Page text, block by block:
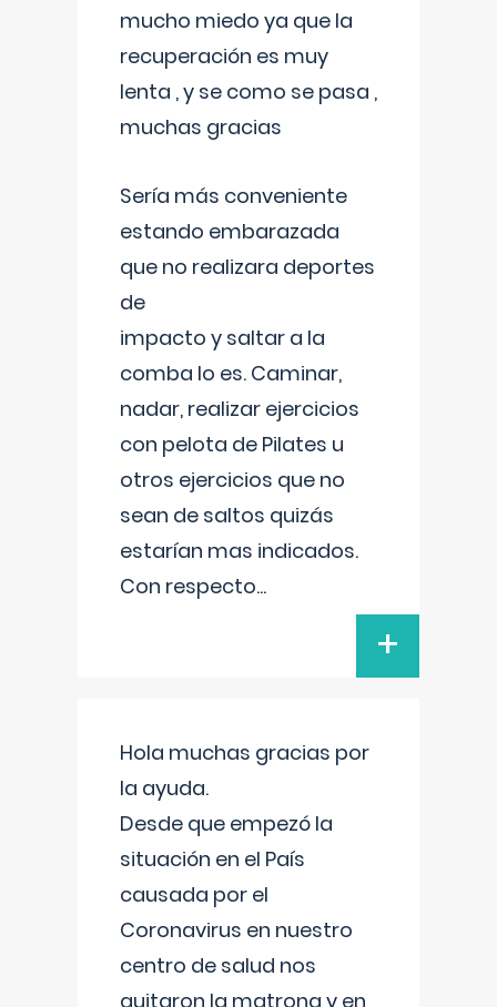
mucho miedo ya que la
recuperación es muy
lenta , y se como se pasa ,
muchas gracias
Sería más conveniente
estando embarazada
que no realizara deportes
de
impacto y saltar a la
comba lo es. Caminar,
nadar, realizar ejercicios
con pelota de Pilates u
otros ejercicios que no
sean de saltos quizás
estarían mas indicados.
Con respecto...
+
Hola muchas gracias por
la ayuda.
Desde que empezó la
situación en el País
causada por el
Coronavirus en nuestro
centro de salud nos
quitaron la matrona y en